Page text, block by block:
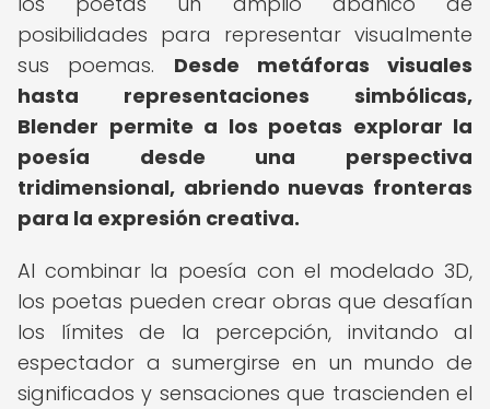
posibilidades para representar visualmente
sus poemas. Desde metáforas visuales
hasta representaciones simbólicas,
Blender permite a los poetas explorar la
poesía desde una perspectiva
tridimensional, abriendo nuevas fronteras
para la expresión creativa.
Al combinar la poesía con el modelado 3D,
los poetas pueden crear obras que desafían
los límites de la percepción, invitando al
espectador a sumergirse en un mundo de
significados y sensaciones que trascienden el